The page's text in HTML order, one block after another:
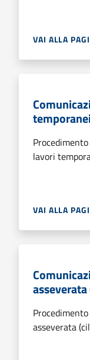
VAI ALLA
lavori
VAI ALLA
asseverata
asseverata